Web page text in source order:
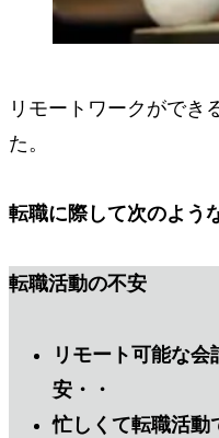
リモートワークができ
た。
転職に際して次のよう
転職活動の不安
リモート可能な
安・・
忙しくて転職活動